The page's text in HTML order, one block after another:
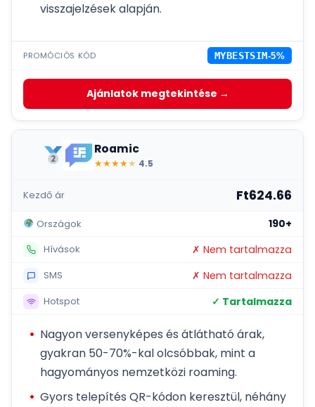
visszajelzések alapján.
PROMÓCIÓS KÓD MYBESTSIM-5%
Ajánlatok megtekintése →
Roamic
★★★★★ 4.5
Kezdő ár Ft624.66
Országok 190+
Hívások ✗ Nem tartalmazza
SMS ✗ Nem tartalmazza
Hotspot ✓ Tartalmazza
Nagyon versenyképes és átlátható árak,
gyakran 50-70%-kal olcsóbbak, mint a
hagyományos nemzetközi roaming.
Gyors telepítés QR-kódon keresztül, néhány